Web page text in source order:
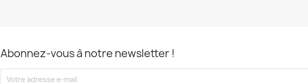
Abonnez-vous à notre newsletter !